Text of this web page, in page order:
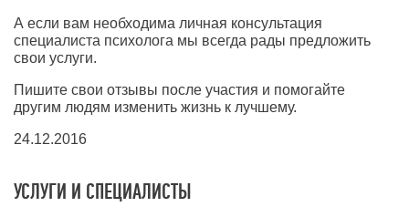
А если вам необходима личная консультация
специалиста психолога мы всегда рады предложить
свои услуги.
Пишите свои отзывы после участия и помогайте
другим людям изменить жизнь к лучшему.
24.12.2016
УСЛУГИ И СПЕЦИАЛИСТЫ